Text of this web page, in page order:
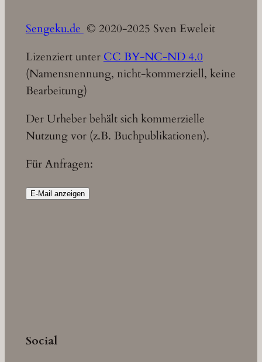
Sengeku.de © 2020-2025 Sven Eweleit
Lizenziert unter CC BY-NC-ND 4.0
(Namensnennung, nicht-kommerziell, keine
Bearbeitung)
Der Urheber behält sich kommerzielle
Nutzung vor (z.B. Buchpublikationen).
Für Anfragen:
E-Mail anzeigen
Social